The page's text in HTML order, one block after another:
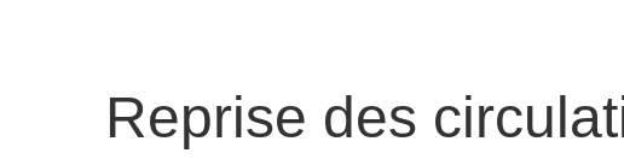
Reprise des